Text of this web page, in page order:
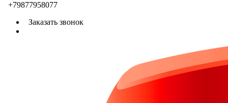
+79877958077
Заказать звонок